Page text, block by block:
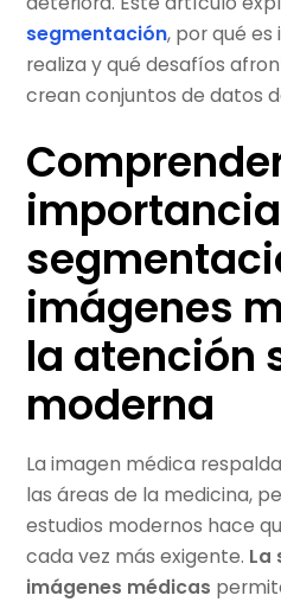
segmentación, por qué
realiza y qué desafíos
crean conjuntos de datos
imágenes
la atención
moderna
La imagen médica
las áreas de la medicina,
estudios modernos hace
cada vez más exigente. La
imágenes médicas